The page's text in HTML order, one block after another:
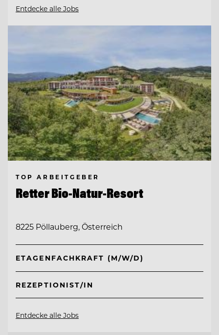
Entdecke alle Jobs
TOP ARBEITGEBER
Retter Bio-Natur-Resort
8225 Pöllauberg, Österreich
ETAGENFACHKRAFT (M/W/D)
REZEPTIONIST/IN
Entdecke alle Jobs